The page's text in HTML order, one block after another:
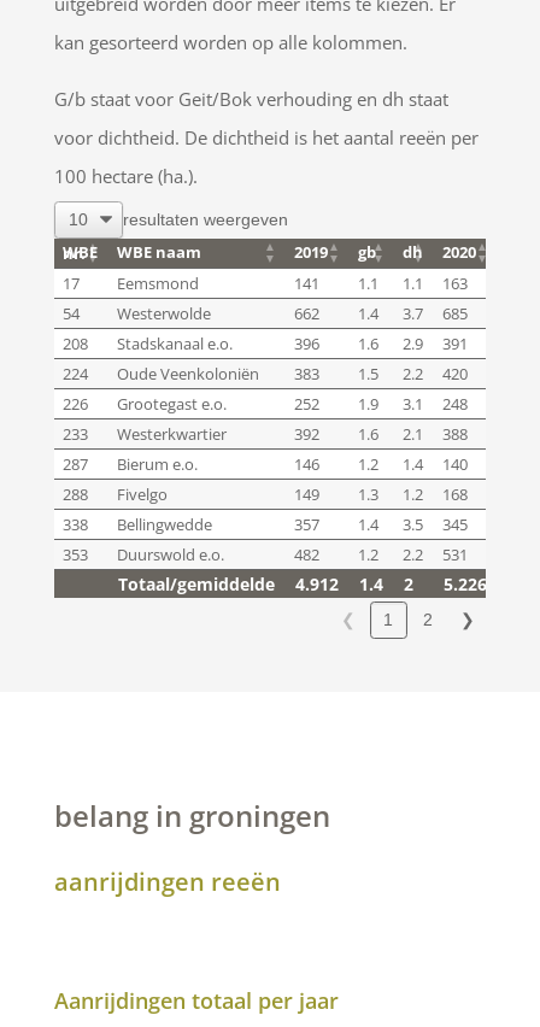
kan gesorteerd worden op alle kolommen.
G/b staat voor Geit/Bok verhouding en dh staat
voor dichtheid. De dichtheid is het aantal reeën per
100 hectare (ha.).
resultaten weergeven
WBE nr. WBE naam 2019 gb dh 2020
Totaal/gemiddelde 4.912 1.4 2 5.226
WBE nr. WBE naam 2019 gb dh 2020
17 Eemsmond 141 1.1 1.1 163
54
Westerwolde 662 1.4 3.7 685
208
Stadskanaal e.o. 396 1.6 2.9 391
224
Oude Veenkoloniën 383 1.5 2.2 420
226
Grootegast e.o. 252 1.9 3.1 248
233
Westerkwartier 392 1.6 2.1 388
287
Bierum e.o. 146 1.2 1.4 140
288
Fivelgo 149 1.3 1.2 168
338
Bellingwedde 357 1.4 3.5 345
353
Duurswold e.o. 482 1.2 2.2 531
Totaal/gemiddelde 4.912 1.4 2 5.226
❮ 1 2 ❯
belang in groningen
aanrijdingen reeën
Aanrijdingen totaal per jaar